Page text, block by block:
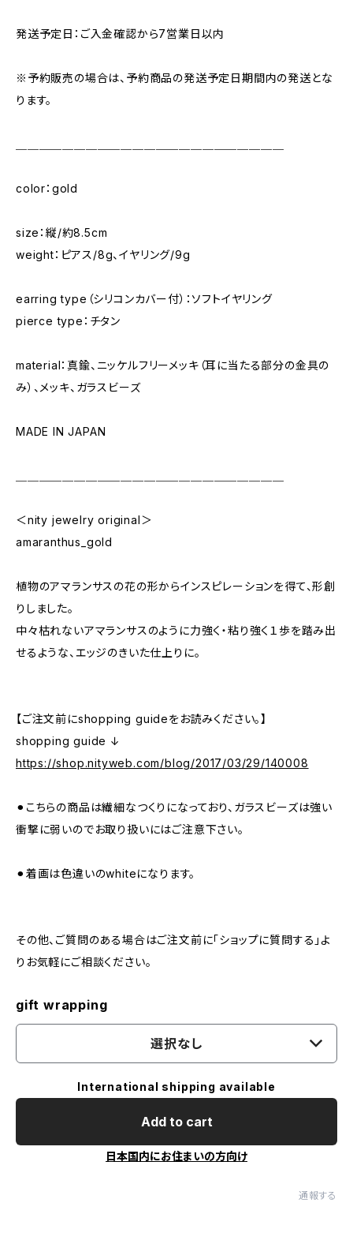
発送予定日：ご入金確認から7営業日以内
※予約販売の場合は、予約商品の発送予定日期間内の発送とな
ります。
color：gold
size：縦/約8.5cm
weight：ピアス/8g、イヤリング/9g
earring type（シリコンカバー付）：ソフトイヤリング
pierce type：チタン
material：真鍮、ニッケルフリーメッキ（耳に当たる部分の金具の
み）、メッキ、ガラスビーズ
MADE IN JAPAN
＜nity jewelry original＞
amaranthus_gold
植物のアマランサスの花の形からインスピレーションを得て、形創
りしました。
中々枯れないアマランサスのように力強く・粘り強く１歩を踏み出
せるような、エッジのきいた仕上りに。
【ご注文前にshopping guideをお読みください。】
shopping guide ↓
https://shop.nityweb.com/blog/2017/03/29/140008
⚫︎こちらの商品は繊細なつくりになっており、ガラスビーズは強い
衝撃に弱いのでお取り扱いにはご注意下さい。
⚫︎着画は色違いのwhiteになります。
その他、ご質問のある場合はご注文前に「ショップに質問する」よ
りお気軽にご相談ください。
gift wrapping
選択なし
International shipping available
Add to cart
日本国内にお住まいの方向け
通報する